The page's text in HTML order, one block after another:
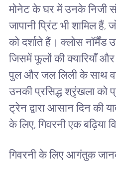
मोनेट के घर में उनके निजी
जापानी प्रिंट भी शामिल
को दर्शाते हैं। क्लोस नॉर्मैंड
जिसमें फूलों की क्यारियाँ
पुल और जल लिली के साथ
उनकी प्रसिद्ध श्रृंखला को
ट्रेन द्वारा आसान दिन की
के लिए, गिवरनी एक बढ़िया
गिवरनी के लिए आगंतुक